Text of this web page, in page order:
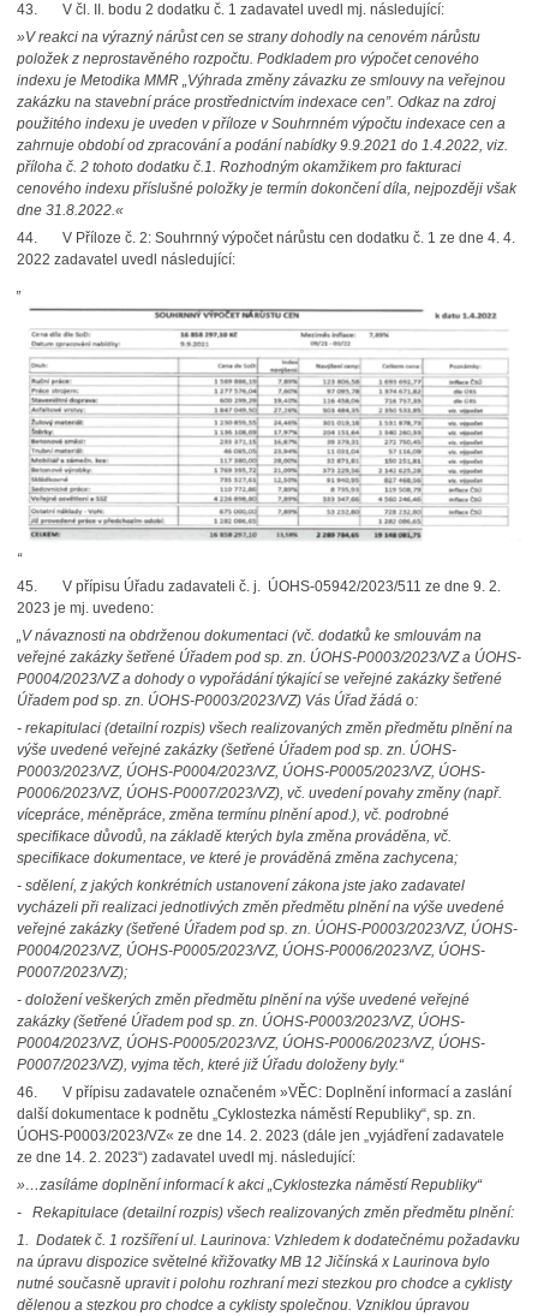
43. V čl. II. bodu 2 dodatku č. 1 zadavatel uvedl mj. následující:
»V reakci na výrazný nárůst cen se strany dohodly na cenovém nárůstu
položek z neprostavěného rozpočtu. Podkladem pro výpočet cenového
indexu je Metodika MMR „Výhrada změny závazku ze smlouvy na veřejnou
zakázku na stavební práce prostřednictvím indexace cen”. Odkaz na zdroj
použitého indexu je uveden v příloze v Souhrnném výpočtu indexace cen a
zahrnuje období od zpracování a podání nabídky 9.9.2021 do 1.4.2022, viz.
příloha č. 2 tohoto dodatku č.1. Rozhodným okamžikem pro fakturaci
cenového indexu příslušné položky je termín dokončení díla, nejpozději však
dne 31.8.2022.«
44. V Příloze č. 2: Souhrnný výpočet nárůstu cen dodatku č. 1 ze dne 4. 4.
2022 zadavatel uvedl následující:
„
“
45. V přípisu Úřadu zadavateli č. j. ÚOHS-05942/2023/511 ze dne 9. 2.
2023 je mj. uvedeno:
„V návaznosti na obdrženou dokumentaci (vč. dodatků ke smlouvám na
veřejné zakázky šetřené Úřadem pod sp. zn. ÚOHS-P0003/2023/VZ a ÚOHS-
P0004/2023/VZ a dohody o vypořádání týkající se veřejné zakázky šetřené
Úřadem pod sp. zn. ÚOHS-P0003/2023/VZ) Vás Úřad žádá o:
- rekapitulaci (detailní rozpis) všech realizovaných změn předmětu plnění na
výše uvedené veřejné zakázky (šetřené Úřadem pod sp. zn. ÚOHS-
P0003/2023/VZ, ÚOHS-P0004/2023/VZ, ÚOHS-P0005/2023/VZ, ÚOHS-
P0006/2023/VZ, ÚOHS-P0007/2023/VZ), vč. uvedení povahy změny (např.
vícepráce, méněpráce, změna termínu plnění apod.), vč. podrobné
specifikace důvodů, na základě kterých byla změna prováděna, vč.
specifikace dokumentace, ve které je prováděná změna zachycena;
- sdělení, z jakých konkrétních ustanovení zákona jste jako zadavatel
vycházeli při realizaci jednotlivých změn předmětu plnění na výše uvedené
veřejné zakázky (šetřené Úřadem pod sp. zn. ÚOHS-P0003/2023/VZ, ÚOHS-
P0004/2023/VZ, ÚOHS-P0005/2023/VZ, ÚOHS-P0006/2023/VZ, ÚOHS-
P0007/2023/VZ);
- doložení veškerých změn předmětu plnění na výše uvedené veřejné
zakázky (šetřené Úřadem pod sp. zn. ÚOHS-P0003/2023/VZ, ÚOHS-
P0004/2023/VZ, ÚOHS-P0005/2023/VZ, ÚOHS-P0006/2023/VZ, ÚOHS-
P0007/2023/VZ), vyjma těch, které již Úřadu doloženy byly.“
46. V přípisu zadavatele označeném »VĚC: Doplnění informací a zaslání
další dokumentace k podnětu „Cyklostezka náměstí Republiky“, sp. zn.
ÚOHS-P0003/2023/VZ« ze dne 14. 2. 2023 (dále jen „vyjádření zadavatele
ze dne 14. 2. 2023“) zadavatel uvedl mj. následující:
»…zasíláme doplnění informací k akci „Cyklostezka náměstí Republiky“
- Rekapitulace (detailní rozpis) všech realizovaných změn předmětu plnění:
1. Dodatek č. 1 rozšíření ul. Laurinova: Vzhledem k dodatečnému požadavku
na úpravu dispozice světelné křižovatky MB 12 Jičínská x Laurinova bylo
nutné současně upravit i polohu rozhraní mezi stezkou pro chodce a cyklisty
dělenou a stezkou pro chodce a cyklisty společnou. Vzniklou úpravou